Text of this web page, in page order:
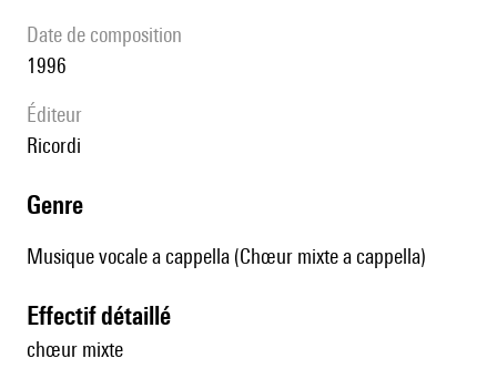
date de composition
1996
éditeur
Ricordi
genre
Musique vocale a cappella (Chœur mixte a cappella)
effectif détaillé
chœur mixte